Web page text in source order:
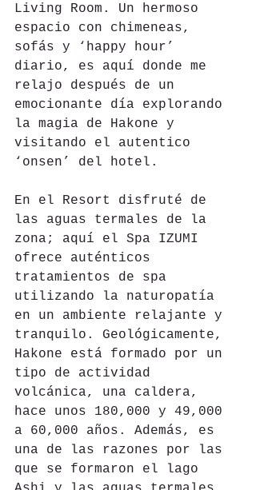
Living Room. Un hermoso
espacio con chimeneas,
sofás y ‘happy hour’
diario, es aquí donde me
relajo después de un
emocionante día explorando
la magia de Hakone y
visitando el autentico
‘onsen’ del hotel.
En el Resort disfruté de
las aguas termales de la
zona; aquí el Spa IZUMI
ofrece auténticos
tratamientos de spa
utilizando la naturopatía
en un ambiente relajante y
tranquilo. Geológicamente,
Hakone está formado por un
tipo de actividad
volcánica, una caldera,
hace unos 180,000 y 49,000
a 60,000 años. Además, es
una de las razones por las
que se formaron el lago